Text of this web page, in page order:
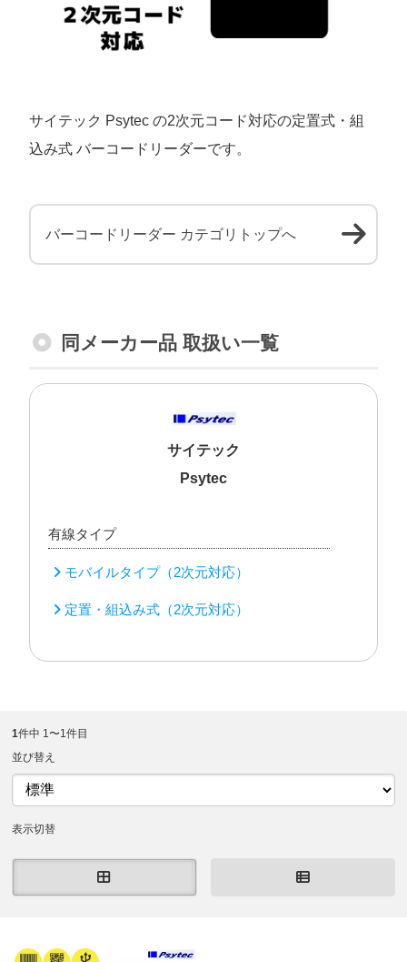
サイテック Psytec の2次元コード対応の定置式・組
込み式 バーコードリーダーです。
バーコードリーダー カテゴリトップへ
同メーカー品 取扱い一覧
サイテック
Psytec
有線タイプ
モバイルタイプ（2次元対応）
定置・組込み式（2次元対応）
1件中 1〜1件目
並び替え
表示切替